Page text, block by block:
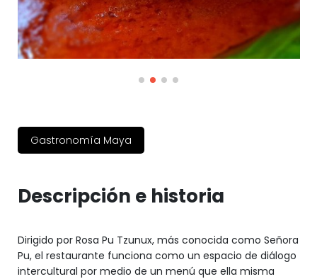
Gastronomía Maya
Descripción e historia
Dirigido por Rosa Pu Tzunux, más conocida como Señora
Pu, el restaurante funciona como un espacio de diálogo
intercultural por medio de un menú que ella misma